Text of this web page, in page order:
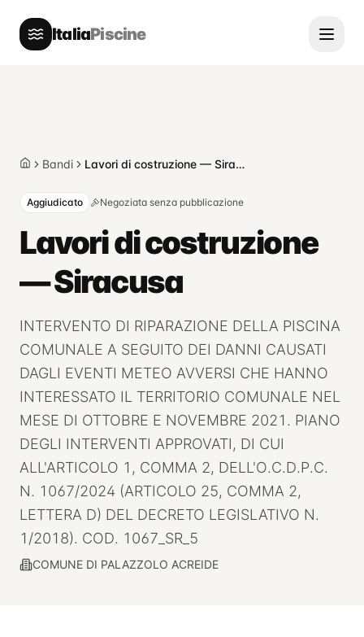
ItaliaPiscine
HomeBandi Lavori di costruzione — Siracusa
Aggiudicato Negoziata senza pubblicazione
Lavori di costruzione
— Siracusa
INTERVENTO DI RIPARAZIONE DELLA PISCINA
COMUNALE A SEGUITO DEI DANNI CAUSATI
DAGLI EVENTI METEO AVVERSI CHE HANNO
INTERESSATO IL TERRITORIO COMUNALE NEL
MESE DI OTTOBRE E NOVEMBRE 2021. PIANO
DEGLI INTERVENTI APPROVATI, DI CUI
ALL'ARTICOLO 1, COMMA 2, DELL'O.C.D.P.C.
N. 1067/2024 (ARTICOLO 25, COMMA 2,
LETTERA D) DEL DECRETO LEGISLATIVO N.
1/2018). COD. 1067_SR_5
COMUNE DI PALAZZOLO ACREIDE